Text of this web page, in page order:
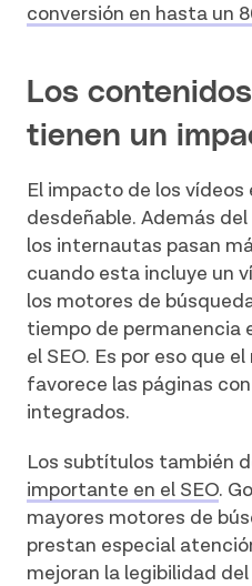
conversión en hasta un
Los
tienen un
El impacto de los vídeos
desdeñable. Además
los internautas pasan
cuando esta incluye un
los motores de
tiempo de permanencia
el SEO. Es por eso que
favorece las páginas
integrados.
Los subtítulos también
importante en el SEO.
mayores motores de
prestan especial
mejoran la legibilidad